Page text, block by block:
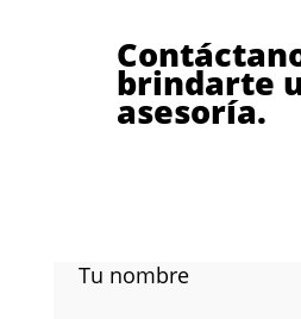
brindarte
asesoría.
Tu nombre